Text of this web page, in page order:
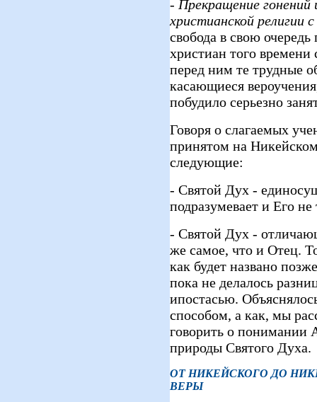
- Прекращение гонений
христианской религии
свобода в свою
христиан того времени
перед ним те трудные
касающиеся
побудило серьезно
Говоря о слагаемых
принятом на
следующие:
- Святой Дух -
подразумевает и Его не
- Святой Дух -
же самое, что и Отец.
как будет названо
пока не делалось
ипостасью.
способом, а как, мы
говорить о понимании
природы Святого Духа.
ОТ НИКЕЙСКОГО ДО
ВЕРЫ